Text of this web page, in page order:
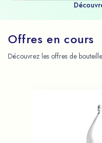
Offres en cours
Découvrez les offres de